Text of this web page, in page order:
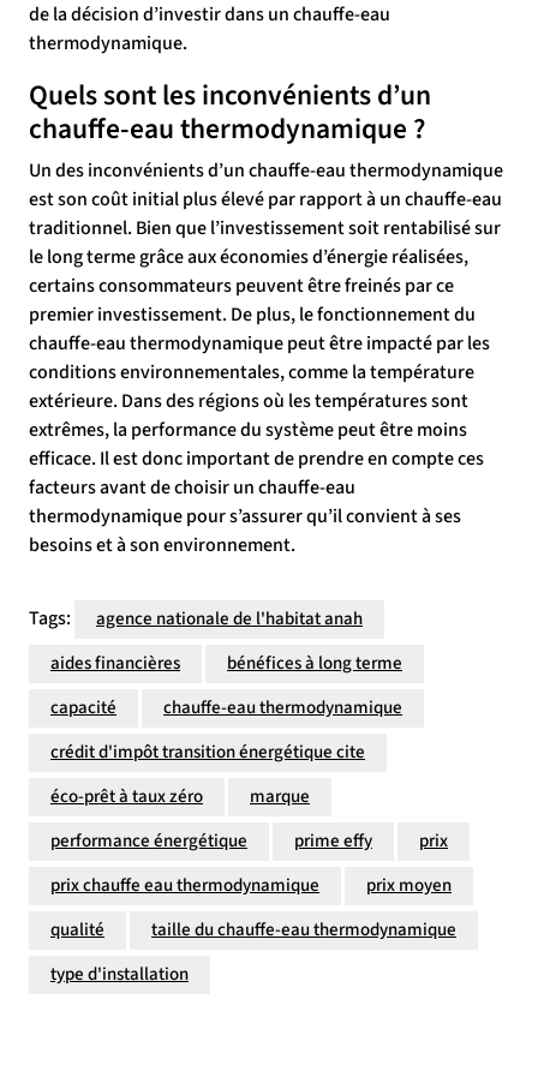
de la décision d’investir dans un chauffe-eau
thermodynamique.
Quels sont les inconvénients d’un
chauffe-eau thermodynamique ?
Un des inconvénients d’un chauffe-eau thermodynamique
est son coût initial plus élevé par rapport à un chauffe-eau
traditionnel. Bien que l’investissement soit rentabilisé sur
le long terme grâce aux économies d’énergie réalisées,
certains consommateurs peuvent être freinés par ce
premier investissement. De plus, le fonctionnement du
chauffe-eau thermodynamique peut être impacté par les
conditions environnementales, comme la température
extérieure. Dans des régions où les températures sont
extrêmes, la performance du système peut être moins
efficace. Il est donc important de prendre en compte ces
facteurs avant de choisir un chauffe-eau
thermodynamique pour s’assurer qu’il convient à ses
besoins et à son environnement.
Tags:
agence nationale de l'habitat anah
aides financières
bénéfices à long terme
capacité
chauffe-eau thermodynamique
crédit d'impôt transition énergétique cite
éco-prêt à taux zéro
marque
performance énergétique
prime effy
prix
prix chauffe eau thermodynamique
prix moyen
qualité
taille du chauffe-eau thermodynamique
type d'installation